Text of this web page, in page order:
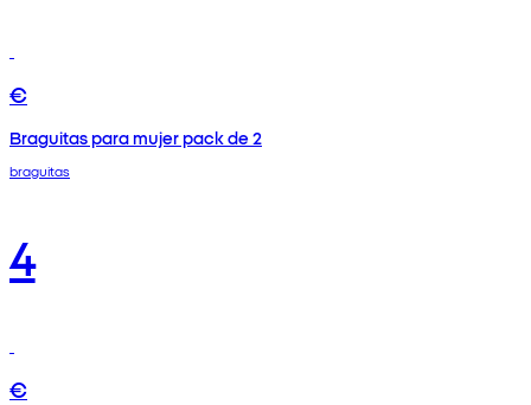
€
Braguitas para mujer pack de 2
braguitas
4
€